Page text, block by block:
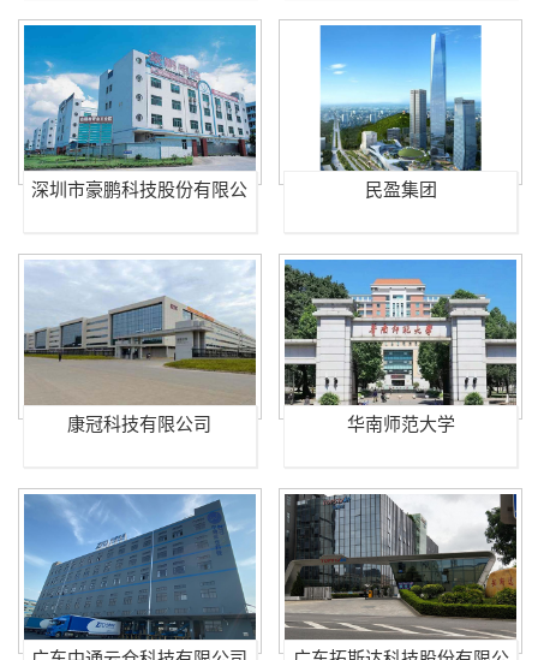
深圳市豪鹏科技股份有限公
民盈集团
康冠科技有限公司 华南师范大学